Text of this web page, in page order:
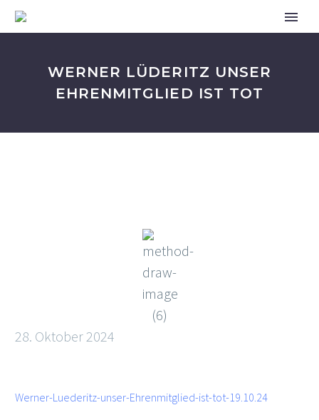
WERNER LÜDERITZ UNSER
EHRENMITGLIED IST TOT
28. Oktober 2024
Werner-Luederitz-unser-Ehrenmitglied-ist-tot-19.10.24